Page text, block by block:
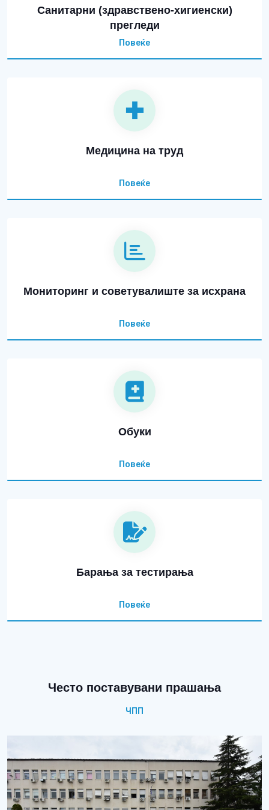
Санитарни (здравствено-хигиенски)
прегледи
Повеќе
Медицина на труд
Повеќе
Мониторинг и советувалиште за исхрана
Повеќе
Обуки
Повеќе
Барања за тестирања
Повеќе
Често поставувани прашања
ЧПП